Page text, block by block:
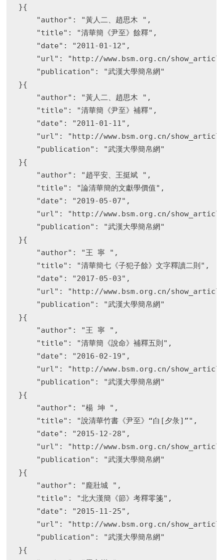
}{
    "author": "黃人二、趙思木 ",
    "title": "清華簡《尹至》餘釋",
    "date": "2011-01-12",
"url": "http://www.bsm.org.cn/
    "publication": "武漢大學簡帛網"
}{
    "author": "黃人二、趙思木 ",
    "title": "清華簡《尹至》補釋",
    "date": "2011-01-11",
"url": "http://www.bsm.org.cn/
    "publication": "武漢大學簡帛網"
}{
    "author": "趙平安、王挺斌 ",
    "title": "論清華簡的文獻學價值",
    "date": "2019-05-07",
"url": "http://www.bsm.org.cn/
    "publication": "武漢大學簡帛網"
}{
    "author": "王 寧 ",
    "title": "清華簡七《子犯子餘》文字釋讀二則",
    "date": "2017-05-03",
"url": "http://www.bsm.org.cn/
    "publication": "武漢大學簡帛網"
}{
    "author": "王 寧 ",
    "title": "清華簡《說命》補釋五則",
    "date": "2016-02-19",
"url": "http://www.bsm.org.cn/
    "publication": "武漢大學簡帛網"
}{
    "author": "楊 坤 ",
    "title": "說清華竹書《尹至》“白[夕彔]”",
    "date": "2015-12-28",
"url": "http://www.bsm.org.cn/
    "publication": "武漢大學簡帛網"
}{
    "author": "龐壯城 ",
    "title": "北大漢簡《節》考釋零箋",
    "date": "2015-11-25",
"url": "http://www.bsm.org.cn/
    "publication": "武漢大學簡帛網"
}{